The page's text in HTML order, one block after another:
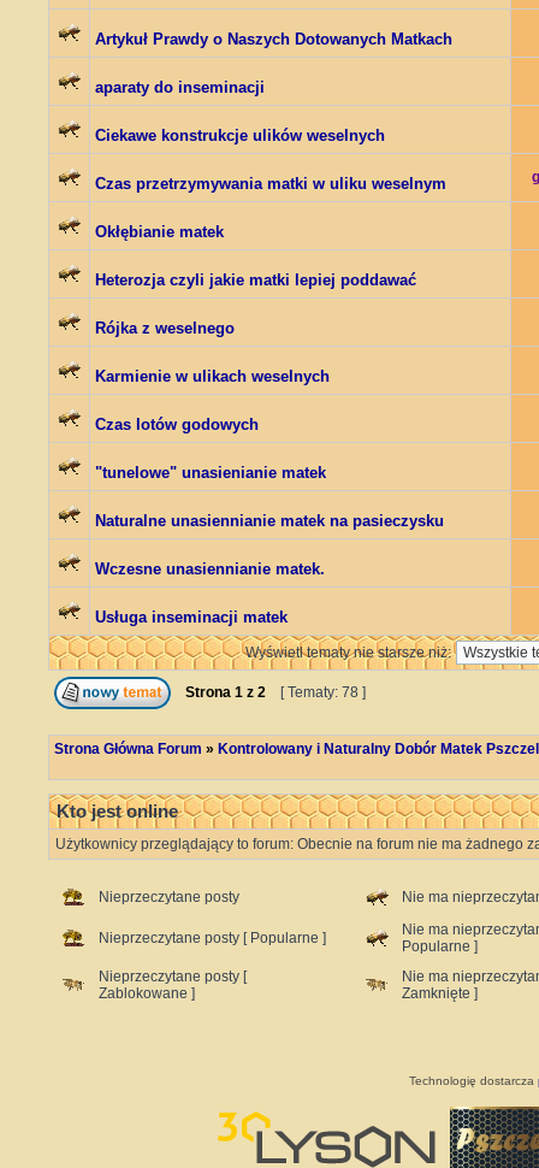
Artykuł Prawdy o Naszych Dotowanych Matkach
aparaty do inseminacji
Ciekawe konstrukcje ulików weselnych
Czas przetrzymywania matki w uliku weselnym
Okłębianie matek
Heterozja czyli jakie matki lepiej poddawać
Rójka z weselnego
Karmienie w ulikach weselnych
Czas lotów godowych
"tunelowe" unasienianie matek
Naturalne unasiennianie matek na pasieczysku
Wczesne unasiennianie matek.
Usługa inseminacji matek
Wyświetl tematy nie starsze niż:
Strona 1 z 2 [ Tematy: 78 ]
Strona Główna Forum » Kontrolowany i Naturalny Dobór Matek
Kto jest online
Użytkownicy przeglądający to forum: Obecnie na forum nie ma żadnego
Nieprzeczytane posty Nie ma
Nieprzeczytane posty [ Popularne ]
Nie ma
Popularne ]
Nieprzeczytane posty [
Zablokowane ]
Nie ma
Zamknięte ]
Technologię dostarcza